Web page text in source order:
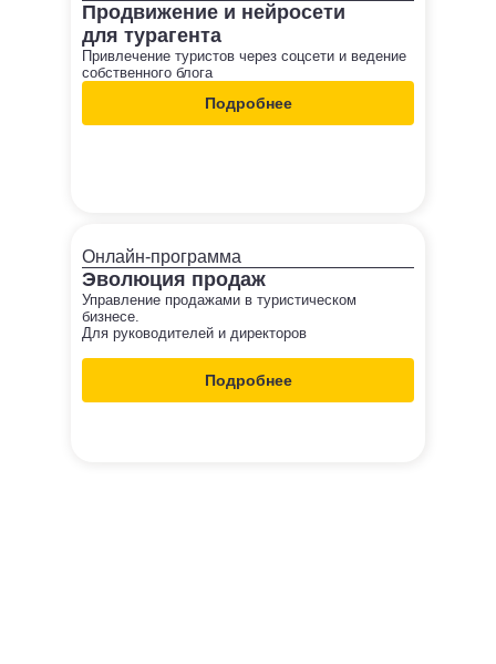
Онлайн-программа
Эволюция продаж
Управление продажами в туристическом
бизнесе.
Для руководителей и директоров
Подробнее
Продвижение и нейросети
для турагента
Привлечение туристов через соцсети и ведение
собственного блога
Подробнее